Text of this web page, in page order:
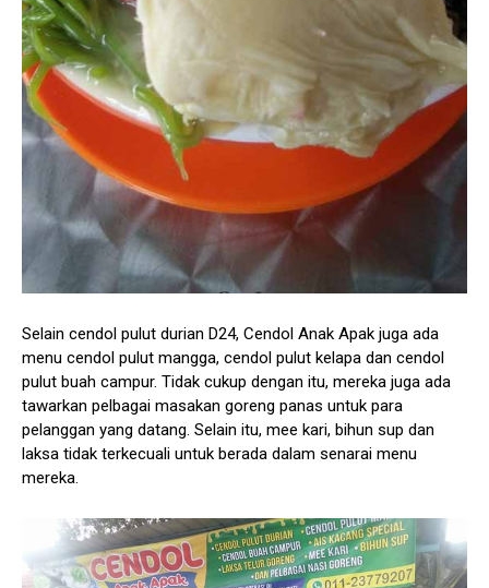
Selain cendol pulut durian D24, Cendol Anak Apak juga ada
menu cendol pulut mangga, cendol pulut kelapa dan cendol
pulut buah campur. Tidak cukup dengan itu, mereka juga ada
tawarkan pelbagai masakan goreng panas untuk para
pelanggan yang datang. Selain itu, mee kari, bihun sup dan
laksa tidak terkecuali untuk berada dalam senarai menu
mereka.